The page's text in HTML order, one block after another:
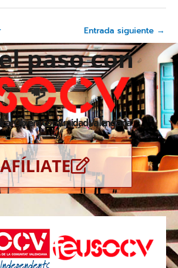
Entrada siguiente →
paso con
Obrera Comunidad Valenciana
AFÍLIATE